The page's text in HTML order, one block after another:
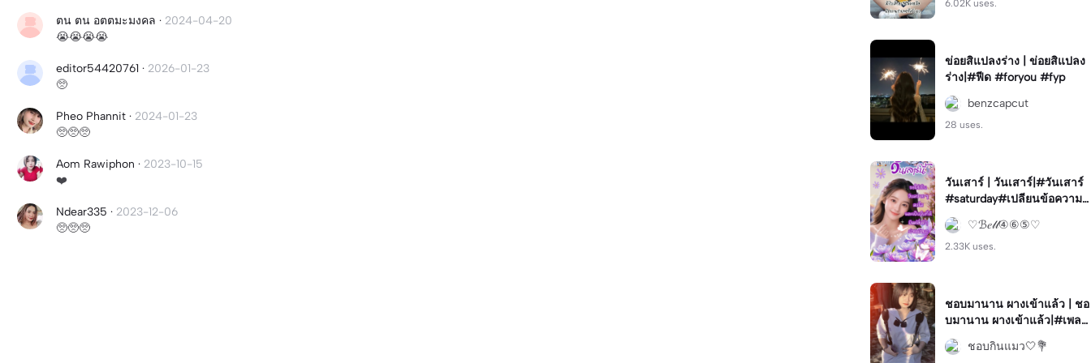
ตน ตน อตตมะมงคล · 2024-04-20
😭😭😭😭
editor54420761 · 2026-01-23
🥺
Pheo Phannit · 2024-01-23
🥺🥺🥺
Aom Rawiphon · 2023-10-15
❤️
Ndear335 · 2023-12-06
🥺🥺🥺
6.02K uses.
ข่อยสิแปลงร่าง | ข่อยสิแปลง
ร่าง|#ฟีด #foryou #fyp
benzcapcut
28 uses.
วันเสาร์ | วันเสาร์|#วันเสาร์
#saturday#เปลียนข้อความไ
ด้#สวัสดี#ทักทาย
♡ℬ𝑒𝓁𝓁④⑥⑤♡
2.33K uses.
ชอบมานาน ผางเข้าแล้ว | ชอ
บมานาน ผางเข้าแล้ว|#เพลง
น่ารัก#เพลงใต้#โทนสวย
ชอบกินแมว🤍💐